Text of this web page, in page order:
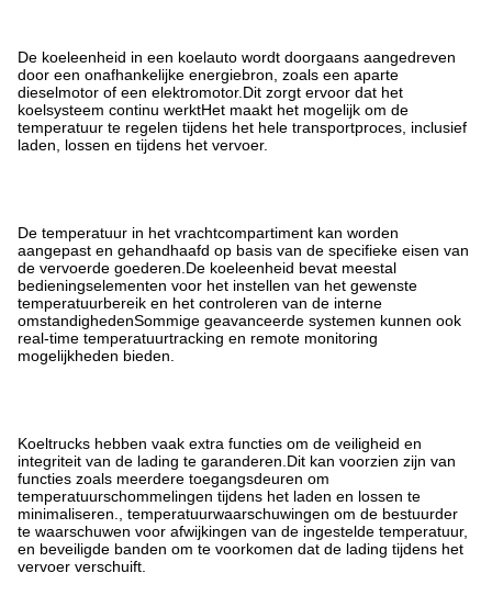
De koeleenheid in een koelauto wordt doorgaans aangedreven
door een onafhankelijke energiebron, zoals een aparte
dieselmotor of een elektromotor.Dit zorgt ervoor dat het
koelsysteem continu werktHet maakt het mogelijk om de
temperatuur te regelen tijdens het hele transportproces, inclusief
laden, lossen en tijdens het vervoer.
De temperatuur in het vrachtcompartiment kan worden
aangepast en gehandhaafd op basis van de specifieke eisen van
de vervoerde goederen.De koeleenheid bevat meestal
bedieningselementen voor het instellen van het gewenste
temperatuurbereik en het controleren van de interne
omstandighedenSommige geavanceerde systemen kunnen ook
real-time temperatuurtracking en remote monitoring
mogelijkheden bieden.
Koeltrucks hebben vaak extra functies om de veiligheid en
integriteit van de lading te garanderen.Dit kan voorzien zijn van
functies zoals meerdere toegangsdeuren om
temperatuurschommelingen tijdens het laden en lossen te
minimaliseren., temperatuurwaarschuwingen om de bestuurder
te waarschuwen voor afwijkingen van de ingestelde temperatuur,
en beveiligde banden om te voorkomen dat de lading tijdens het
vervoer verschuift.